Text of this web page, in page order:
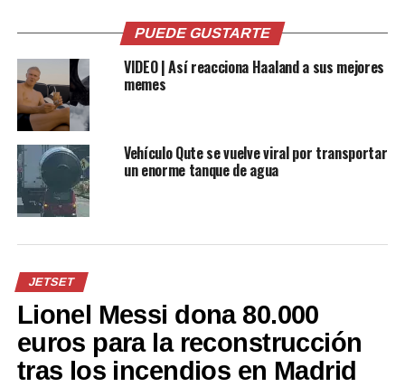
Comparte esto:
Facebook
Relacionado
PUEDE GUSTARTE
VIDEO | Así reacciona Haaland a sus mejores
memes
Vehículo Qute se vuelve viral por transportar
un enorme tanque de agua
JETSET
Lionel Messi dona 80.000
euros para la reconstrucción
tras los incendios en Madrid